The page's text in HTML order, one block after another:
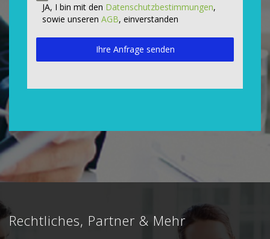
JA, I bin mit den Datenschutzbestimmungen,
sowie unseren AGB, einverstanden
Ihre Anfrage senden
Rechtliches, Partner & Mehr